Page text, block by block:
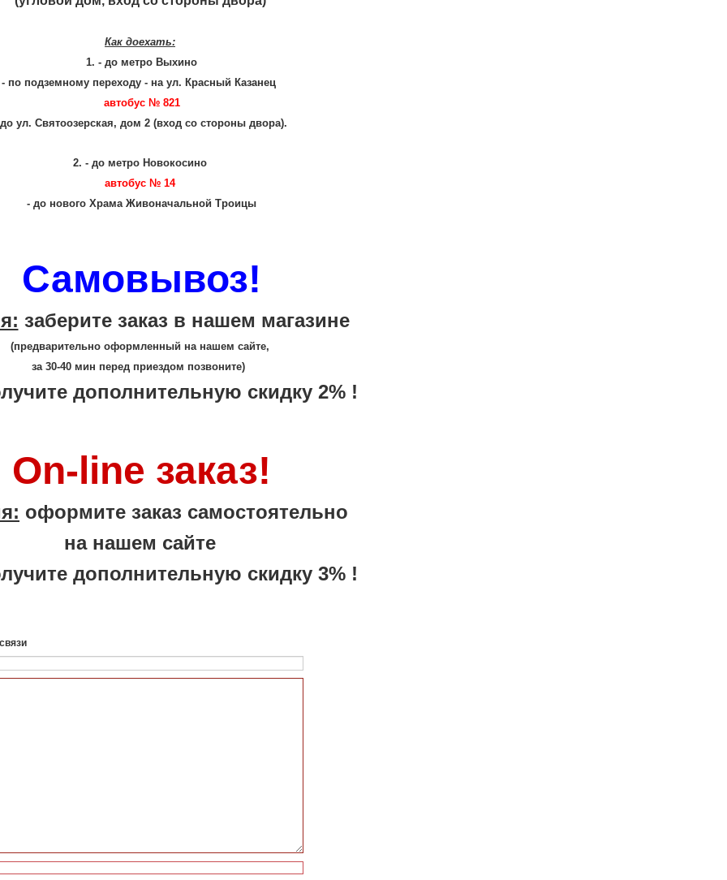
Как доехать:
1. - до метро Выхино
- по подземному переходу - на ул. Красный Казанец
автобус № 821
ул. Святоозерская, дом 2 (вход со стороны двора).
2. - до метро Новокосино
автобус № 14
- до нового Храма Живоначальной Троицы
Самовывоз!
заберите заказ в нашем магазине
(предварительно оформленный на нашем сайте,
за 30-40 мин перед приездом позвоните)
дополнительную скидку 2% !
On-line заказ!
оформите заказ самостоятельно
на нашем сайте
дополнительную скидку 3% !